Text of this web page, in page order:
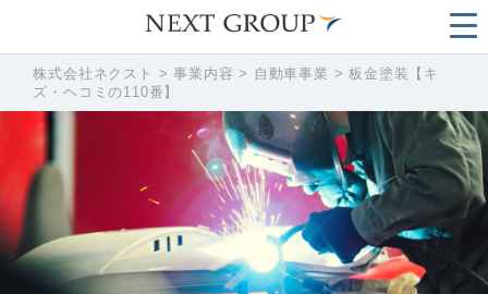
株式会社ネクスト >事業内容 > 自動車事業 >板金塗装【キ
ズ・ヘコミの110番】